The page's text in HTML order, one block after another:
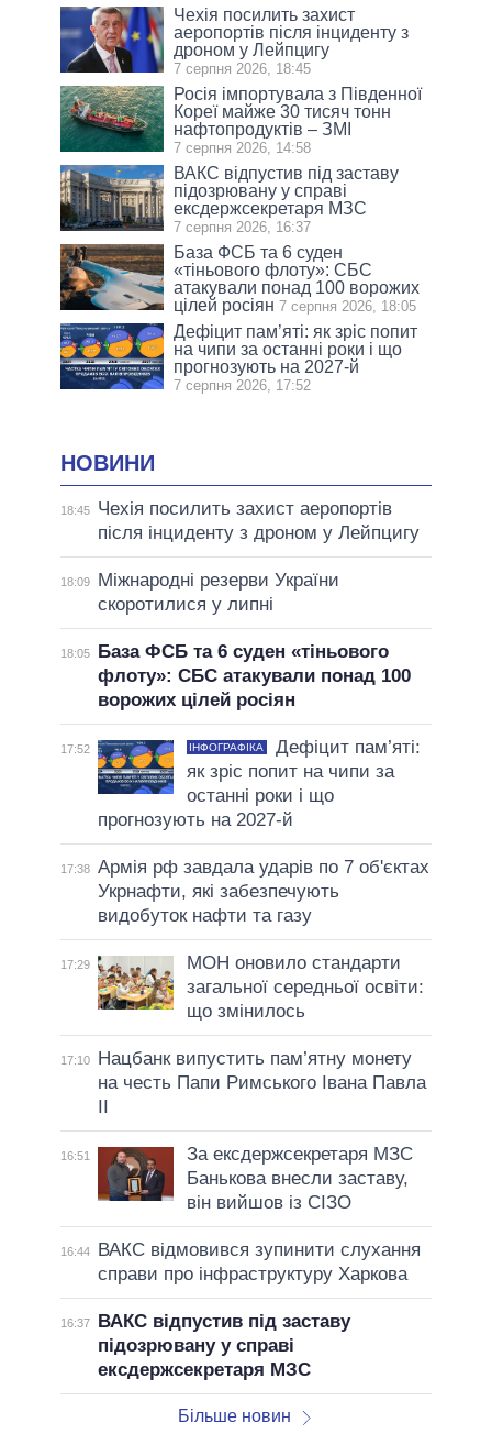
Чехія посилить захист
аеропортів після інциденту з
дроном у Лейпцигу
7 серпня 2026, 18:45
Росія імпортувала з Південної
Кореї майже 30 тисяч тонн
нафтопродуктів – ЗМІ
7 серпня 2026, 14:58
ВАКС відпустив під заставу
підозрювану у справі
ексдержсекретаря МЗС
7 серпня 2026, 16:37
База ФСБ та 6 суден
«тіньового флоту»: СБС
атакували понад 100 ворожих
цілей росіян 7 серпня 2026, 18:05
Дефіцит пам’яті: як зріс попит
на чипи за останні роки і що
прогнозують на 2027-й
7 серпня 2026, 17:52
НОВИНИ
18:45
Чехія посилить захист аеропортів
після інциденту з дроном у Лейпцигу
18:09
Міжнародні резерви України
скоротилися у липні
18:05
База ФСБ та 6 суден «тіньового
флоту»: СБС атакували понад 100
ворожих цілей росіян
17:52 ІНФОГРАФІКА
Дефіцит пам’яті:
як зріс попит на чипи за
останні роки і що
прогнозують на 2027-й
17:38 Армія рф завдала ударів по 7 об'єктах
Укрнафти, які забезпечують
видобуток нафти та газу
17:29
МОН оновило стандарти
загальної середньої освіти:
що змінилось
17:10
Нацбанк випустить пам’ятну монету
на честь Папи Римського Івана Павла
II
16:51
За ексдержсекретаря МЗС
Банькова внесли заставу,
він вийшов із СІЗО
16:44
ВАКС відмовився зупинити слухання
справи про інфраструктуру Харкова
16:37
ВАКС відпустив під заставу
підозрювану у справі
ексдержсекретаря МЗС
Більше новин